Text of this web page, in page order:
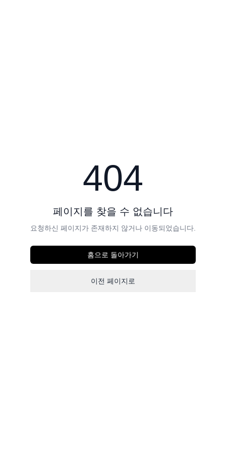
404
페이지를 찾을 수 없습니다
요청하신 페이지가 존재하지 않거나 이동되었습니다.
홈으로 돌아가기
이전 페이지로